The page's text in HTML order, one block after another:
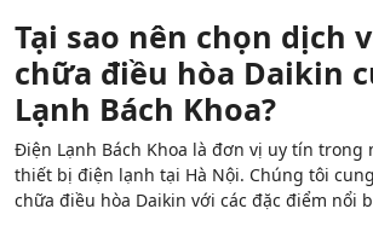
Tại sao nên chọn dịch
chữa điều hòa Daikin
Lạnh Bách Khoa?
Điện Lạnh Bách Khoa là đơn vị uy tín trong
thiết bị điện lạnh tại Hà Nội. Chúng tôi
chữa điều hòa Daikin với các đặc điểm nổi